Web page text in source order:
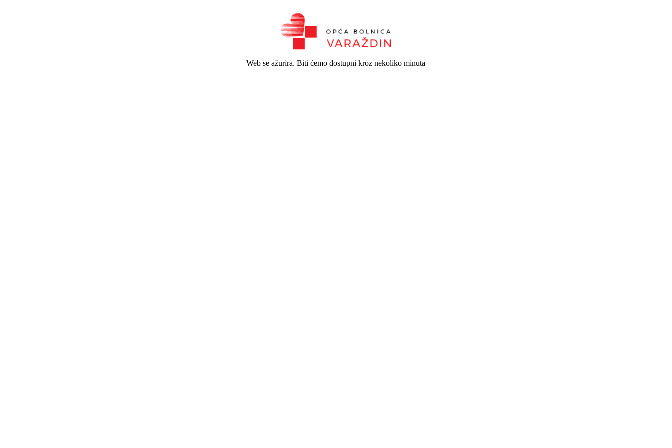
Web se ažurira. Biti ćemo dostupni kroz nekoliko minuta